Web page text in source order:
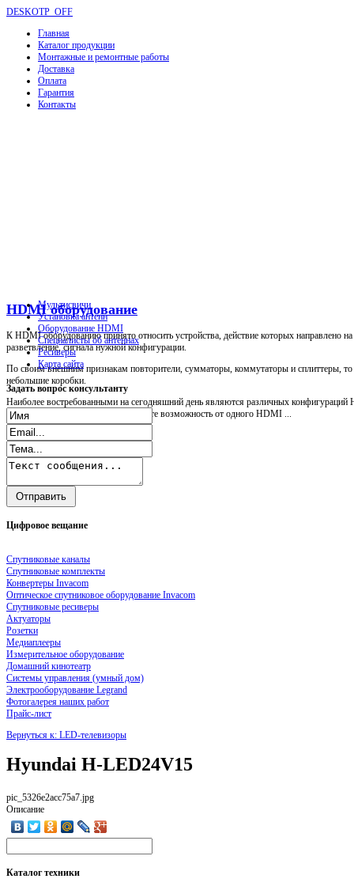
DESKOTP_OFF
Главная
Каталог продукции
Монтажные и ремонтные работы
Доставка
Оплата
Гарантия
Контакты
HDMI оборудование
К HDMI оборудованию принято относить устройства, действие которых направлено
разветвление, сигнала нужной конфигурации.
По своим внешним признакам повторители, сумматоры, коммутаторы и сплиттеры,
небольшие коробки.
Наиболее востребованными на сегодняшний день являются различных
Посредством HDMI splitter вы имеете возможность от одного HDMI ...
Мультисвичи
Установка антенн
Оборудование HDMI
Специалисты об антеннах
Ресиверы
Карта сайта
Задать вопрос консультанту
Цифровое вещание
Спутниковые каналы
Спутниковые комплекты
Конвертеры Invacom
Оптическое спутниковое оборудование Invacom
Спутниковые ресиверы
Актуаторы
Розетки
Медиаплееры
Измерительное оборудование
Домашний кинотеатр
Системы управления (умный дом)
Электрооборудование Legrand
Фотогалерея наших работ
Прайс-лист
Вернуться к: LED-телевизоры
Hyundai H-LED24V15
pic_5326e2acc75a7.jpg
Описание
Каталогтехники